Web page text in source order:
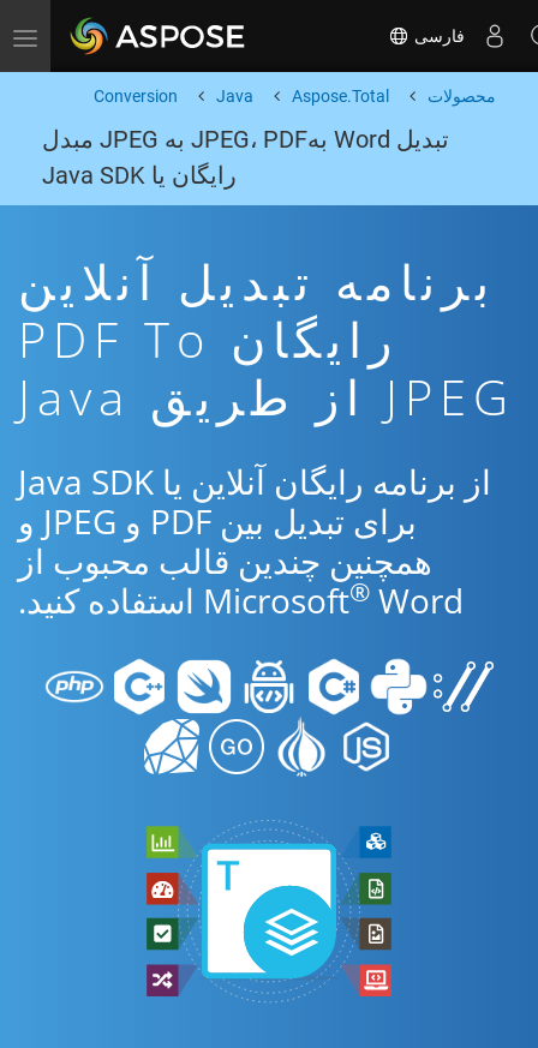
Toggle navigation فارسی
محصولات Aspose.Total
Java
Conversion
تبدیل Word بهJPEG، PDF به JPEG مبدل
رایگان یا Java SDK
برنامه تبدیل آنلاین
رایگان PDF To
JPEG از طریق Java
از برنامه رایگان آنلاین یا Java SDK
برای تبدیل بین PDF و JPEG و
همچنین چندین قالب محبوب از
Microsoft® Word استفاده کنید.